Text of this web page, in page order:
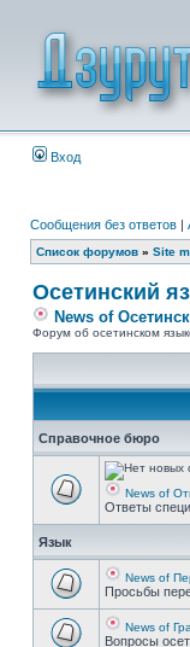
Вход
Сообщения без ответов |
Список форумов » Site
Осетинский
News of
Форум об осетинском
Справочное бюро
News of
Ответы
Язык
News of
Просьбы
News of
Вопросы